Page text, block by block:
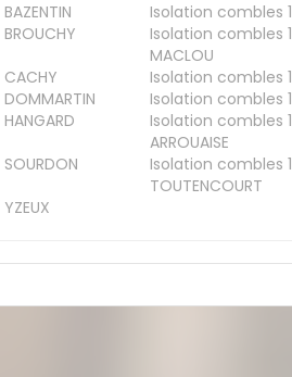
BAZENTIN Isolation combles 1
BROUCHY Isolation combles 1
MACLOU
CACHY Isolation combles 1
DOMMARTIN Isolation combles 1
HANGARD Isolation combles 1
ARROUAISE
SOURDON
Isolation combles 1
TOUTENCOURT
YZEUX